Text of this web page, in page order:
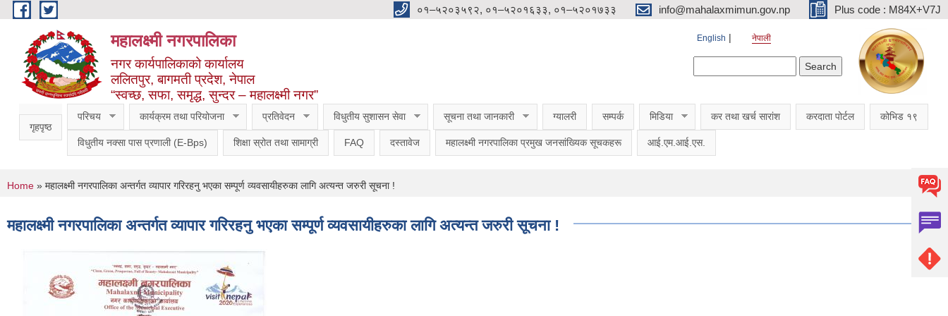
Skip to main content ०१–५२०३५९२, ०१–५२०१६३३, ०१–५२०१७३३ info@mahalaxmimun.gov.np Plus code : M84X+V7J
महालक्ष्मी नगरपालिका
नगर कार्यपालिकाको कार्यालय
ललितपुर, बागमती प्रदेश, नेपाल
“स्वच्छ, सफा, समृद्ध, सुन्दर – महालक्ष्मी नगर”
English नेपाली
गृहपृष्ठ
परिचय कार्यक्रम तथा परियोजना प्रतिवेदन विधुतीय सुशासन सेवा सूचना तथा जानकारी ग्यालरी सम्पर्क मिडिया कर तथा खर्च सारांश करदाता पोर्टल कोभिड १९
विधुतीय नक्सा पास प्रणाली (E-Bps) शिक्षा स्रोत तथा सामाग्री FAQ दस्तावेज महालक्ष्मी नगरपालिका प्रमुख जनसांख्यिक सूचकहरू आई.एम.आई.एस.
You are here
Home » महालक्ष्मी नगरपालिका अन्तर्गत व्यापार गरिरहनु भएका सम्पूर्ण व्यवसायीहरुका लागि अत्यन्त जरुरी सूचना !
महालक्ष्मी नगरपालिका अन्तर्गत व्यापार गरिरहनु भएका सम्पूर्ण व्यवसायीहरुका लागि अत्यन्त जरुरी सूचना !